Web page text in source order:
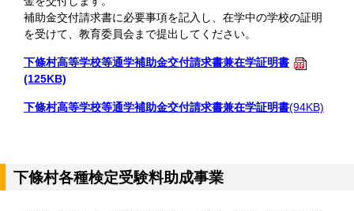
補助金交付請求書に必要事項を記入し、在学中の学校の証明
を受けて、教育委員会まで提出してください。
下條村高等学校等通学補助金交付請求書兼在学証明書
(125KB)
下條村高等学校等通学補助金交付請求書兼在学証明書(94KB)
下條村各種検定受験料助成事業